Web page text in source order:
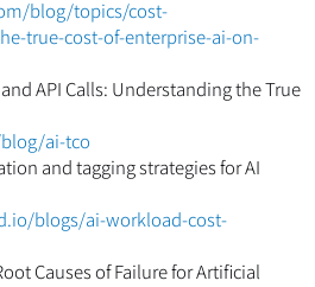
blog/topics/cost-
true-cost-of-enterprise-ai-on-
API Calls: Understanding the True
ai-tco
and tagging strategies for AI
blogs/ai-workload-cost-
Causes of Failure for Artificial